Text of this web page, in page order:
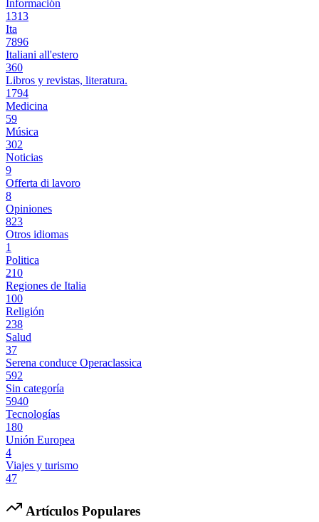
Información
1313
Ita
7896
Italiani all'estero
360
Libros y revistas, literatura.
1794
Medicina
59
Música
302
Noticias
9
Offerta di lavoro
8
Opiniones
823
Otros idiomas
1
Politica
210
Regiones de Italia
100
Religión
238
Salud
37
Serena conduce Operaclassica
592
Sin categoría
5940
Tecnologías
180
Unión Europea
4
Viajes y turismo
47
Artículos Populares